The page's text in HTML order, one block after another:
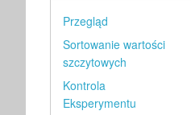
Przegląd
Sortowanie wartości
szczytowych
Kontrola
Eksperymentu